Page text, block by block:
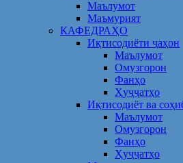
Маълумот
Маъмурият
КАФЕДРАҲО
Иқтисодиёти ҷаҳон
Маълумот
Омузгорон
Фанҳо
Ҳуҷҷатҳо
Иқтисодиёт ва
Маълумот
Омузгорон
Фанҳо
Ҳуҷҷатҳо